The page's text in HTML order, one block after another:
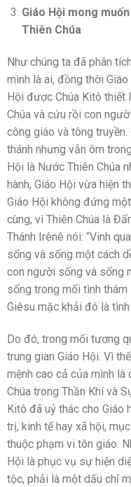
Giáo Hội mong
Thiên Chúa
Như chúng ta đã phân
mình là ai, đồng thời
Hội được Chúa Kitô thiết
Chúa và cứu rồi con
công giáo và tông
thánh nhưng vẫn ôm
Hội là Nước Thiên Chúa
hành, Giáo Hội vừa hiện
Giáo Hội không đứng
cùng, vì Thiên Chúa là
Thánh Irênê nói: “Vinh
sống và sống một cách
con người sống và sống
sống trong mối tình
Giêsu mặc khải đó là tình
Do đó, trong mối tương
trung gian Giáo Hội. Vì
mệnh cao cả của mình
Chúa trong Thần Khí và
Kitô đã uỷ thác cho Giáo
trị, kinh tế hay xã hội,
thuộc phạm vi tôn giáo.
Hội là phục vụ sự hiện
tộc, phải là một dấu chỉ